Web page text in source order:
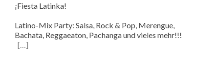
¡Fiesta Latinka!
Latino-Mix Party: Salsa, Rock & Pop, Merengue,
Bachata, Reggaeaton, Pachanga und vieles mehr!!!
[…]